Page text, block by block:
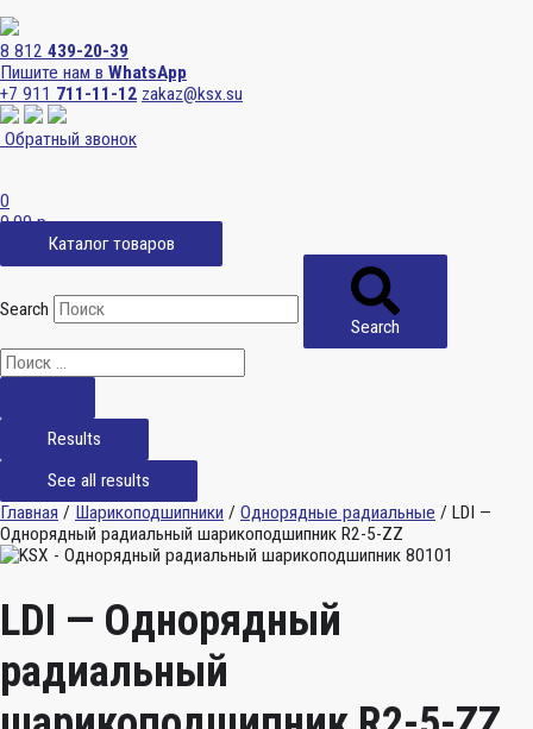
8 812 439-20-39
Пишите нам в WhatsApp
+7 911 711-11-12 zakaz@ksx.su
Обратный звонок
0
0,00р.
Каталог товаров
Search
Search
Results
See all results
Главная / Шарикоподшипники / Однорядные радиальные / LDI —
Однорядный радиальный шарикоподшипник R2-5-ZZ
LDI — Однорядный
радиальный